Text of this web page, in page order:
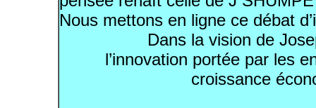
Nous mettons en ligne ce débat
Dans la vision de
l’innovation portée par les
croissance